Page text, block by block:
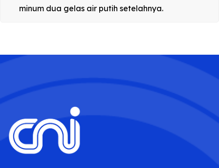
minum dua gelas air putih setelahnya.